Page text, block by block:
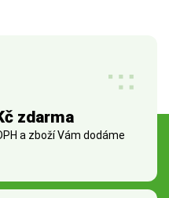
zdarma
a zboží Vám dodáme